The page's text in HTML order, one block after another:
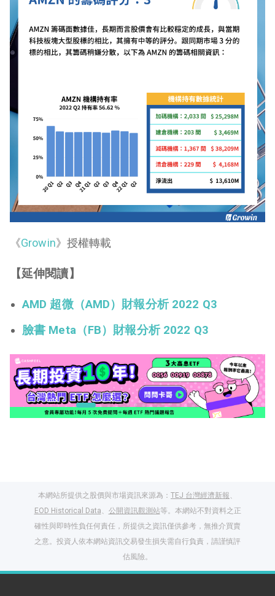
《Growin》授權轉載
【延伸閱讀】
AMD 超微（AMD）財報分析 2022 Q3
臉書 Meta（FB）財報分析 2022 Q3
本網站所提供之股價與市場資訊來源為： TEJ 台灣經濟新報、
EOD Historical Data、 公開資訊觀測站等。本網站不對資料之正
確性與即時性負任何責任，所提供之資訊僅供參考，無推介買賣
之意。投資人依本網站資訊交易發生損失需自行負責，請謹慎評
估風險。